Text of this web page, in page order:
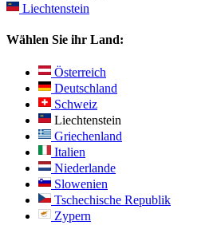
Liechtenstein
Wählen Sie ihr Land:
Österreich
Deutschland
Schweiz
Liechtenstein
Griechenland
Italien
Niederlande
Slowenien
Tschechische Republik
Zypern